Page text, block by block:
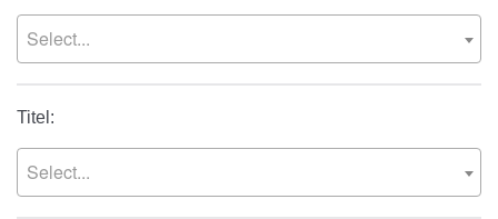
Select...
Titel:
Select...